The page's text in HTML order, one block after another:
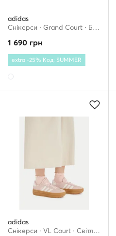
adidas
Снікерcи · Grand Court · Білий
1 690 грн
extra -25% Код: SUMMER
adidas
Снікерcи · VL Court · Світло-рожевий